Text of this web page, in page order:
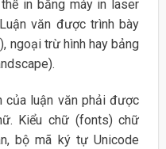
in bằng máy in laser
văn được trình bày
ngoại trừ hình hay bảng
của luận văn phải được
Kiểu chữ (fonts) chữ
bộ mã ký tự Unicode